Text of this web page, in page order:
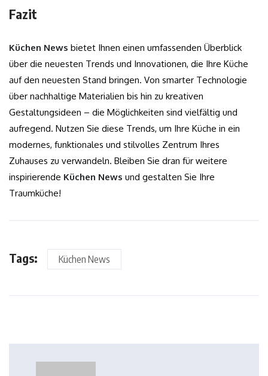
Fazit
Küchen News bietet Ihnen einen umfassenden Überblick
über die neuesten Trends und Innovationen, die Ihre Küche
auf den neuesten Stand bringen. Von smarter Technologie
über nachhaltige Materialien bis hin zu kreativen
Gestaltungsideen – die Möglichkeiten sind vielfältig und
aufregend. Nutzen Sie diese Trends, um Ihre Küche in ein
modernes, funktionales und stilvolles Zentrum Ihres
Zuhauses zu verwandeln. Bleiben Sie dran für weitere
inspirierende Küchen News und gestalten Sie Ihre
Traumküche!
Tags: Küchen News